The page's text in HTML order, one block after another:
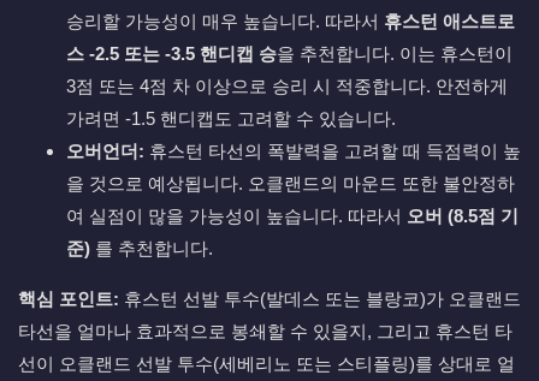
승리할 가능성이 매우 높습니다. 따라서 휴스턴 애스트로
스 -2.5 또는 -3.5 핸디캡 승을 추천합니다. 이는 휴스턴이
3점 또는 4점 차 이상으로 승리 시 적중합니다. 안전하게
가려면 -1.5 핸디캡도 고려할 수 있습니다.
오버언더: 휴스턴 타선의 폭발력을 고려할 때 득점력이 높
을 것으로 예상됩니다. 오클랜드의 마운드 또한 불안정하
여 실점이 많을 가능성이 높습니다. 따라서 오버 (8.5점 기
준) 를 추천합니다.
핵심 포인트: 휴스턴 선발 투수(발데스 또는 블랑코)가 오클랜드
타선을 얼마나 효과적으로 봉쇄할 수 있을지, 그리고 휴스턴 타
선이 오클랜드 선발 투수(세베리노 또는 스티플링)를 상대로 얼